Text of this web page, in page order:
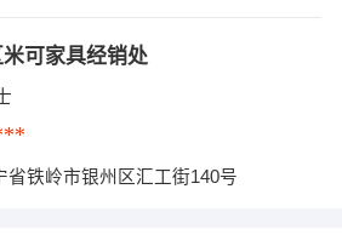
可家具经销处
省铁岭市银州区汇工街140号